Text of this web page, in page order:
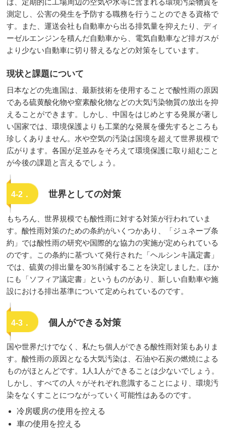
は、定期的に工場周辺の空気や水等に含まれる環境汚染物質を
測定し、公害の発生を予防する職務を行うことのできる資格で
す。また、運送会社も自動車から出る排気量を抑えたり、ディ
ーゼルエンジンを積んだ自動車から、電気自動車など排ガスが
より少ない自動車に切り替えるなどの対策をしています。
現状と課題について
日本などの先進国は、最新技術を使用することで酸性雨の原因
である硫黄酸化物や窒素酸化物などの大気汚染物質の放出を抑
えることができます。しかし、中国をはじめとする発展が著し
い国家では、環境保護よりも工業的な発展を優先するところも
珍しくありません。水や空気の汚染は国境を超えて世界規模で
広がります。各国が足並みをそろえて環境保護に取り組むこと
が今後の課題と言えるでしょう。
4-2． 世界としての対策
もちろん、世界規模でも酸性雨に対する対策が行われていま
す。酸性雨対策のための条約がいくつかあり、「ジュネーブ条
約」では酸性雨の研究や国際的な協力の実施が定められている
のです。この条約に基づいて発行された「ヘルシンキ議定書」
では、硫黄の排出量を30％削減することを決定しました。ほか
にも「ソフィア議定書」というものがあり、新しい自動車や施
設における排出基準について定められているのです。
4-3． 個人ができる対策
国や世界だけでなく、私たち個人ができる酸性雨対策もありま
す。酸性雨の原因となる大気汚染は、石油や石炭の燃焼による
ものがほとんどです。1人1人ができることは少ないでしょう。
しかし、すべての人々がそれぞれ意識することにより、環境汚
染をなくすことにつながっていく可能性はあるのです。
冷房暖房の使用を控える
車の使用を控える